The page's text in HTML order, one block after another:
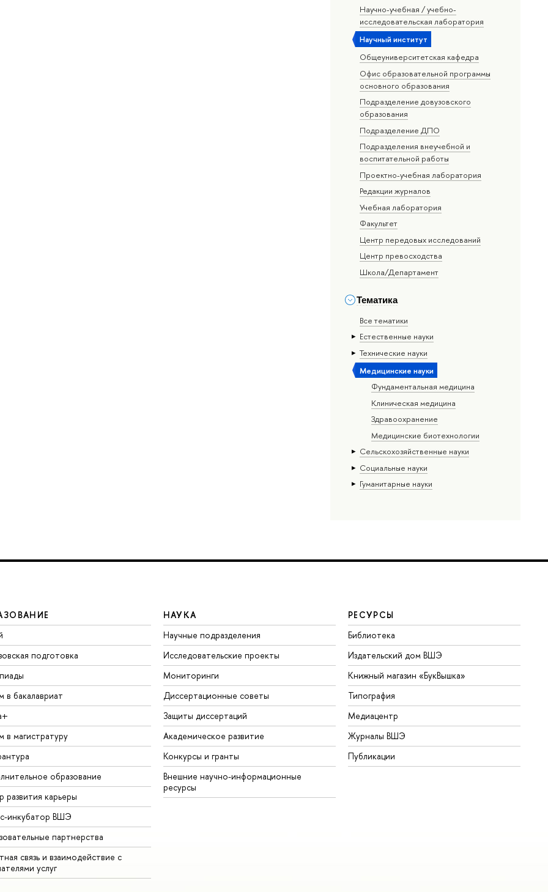
Научно-учебная / учебно-
исследовательская лаборатория
Научный институт
Общеуниверситетская кафедра
Офис образовательной программы
основного образования
Подразделение довузовского
образования
Подразделение ДПО
Подразделения внеучебной и
воспитательной работы
Проектно-учебная лаборатория
Редакции журналов
Учебная лаборатория
Факультет
Центр передовых исследований
Центр превосходства
Школа/Департамент
Тематика
Все тематики
Естественные науки
Тех­ничес­кие науки
Медицинские науки
Фундаментальная медицина
Клиническая медицина
Здравоохранение
Медицинские биотехнологии
Сельскохозяйственные науки
Социальные науки
Гуманитарные науки
подготовка
в бакалавриат
в магистратуру
образование
развития карьеры
инкубатор ВШЭ
партнерства
связь и взаимодействие с
услуг
НАУКА
Научные подразделения
Исследовательские проекты
Мониторинги
Диссертационные советы
Защиты диссертаций
Академическое развитие
Конкурсы и гранты
Внешние научно-информационные
ресурсы
РЕСУРСЫ
Библиотека
Издательский дом ВШЭ
Книжный магазин «БукВышка»
Типография
Медиацентр
Журналы ВШЭ
Публикации